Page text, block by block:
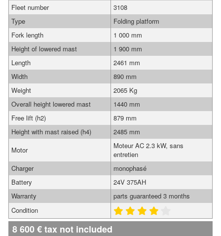
Fleet number
3108
Type
Folding platform
Fork length
1 000 mm
Height of lowered mast
1 900 mm
Length
2461 mm
Width
890 mm
Weight
2065 Kg
Overall height lowered mast
1440 mm
Free lift (h2)
879 mm
Height with mast raised (h4)
2485 mm
Motor
Moteur AC 2.3 kW, sans
entretien
Charger
monophasé
Battery
24V 375AH
Warranty
parts guaranteed 3 months
Condition
8 600€tax not included